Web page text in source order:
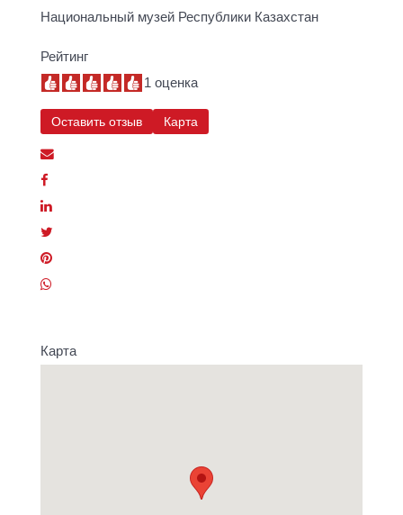
Национальный музей Республики Казахстан
Рейтинг
1 оценка
Оставить отзыв Карта
Карта